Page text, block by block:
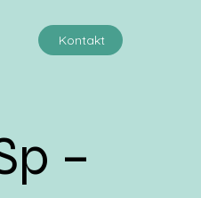
Kontakt
–